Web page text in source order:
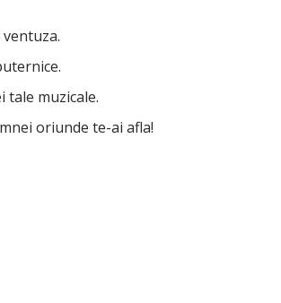
muzicale.
oriunde te-ai afla!